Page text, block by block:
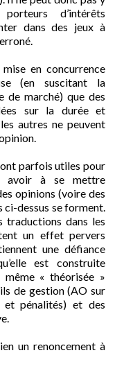
d’intérêts
dans des jeux à
en concurrence
(en suscitant la
de marché) que des
sur la durée et
autres ne peuvent
parfois utiles pour
avoir à se mettre
opinions (voire des
ci-dessus se forment.
traductions dans les
un effet pervers
une défiance
est construite
« théorisée »
de gestion (AO sur
et pénalités) et des
un renoncement à